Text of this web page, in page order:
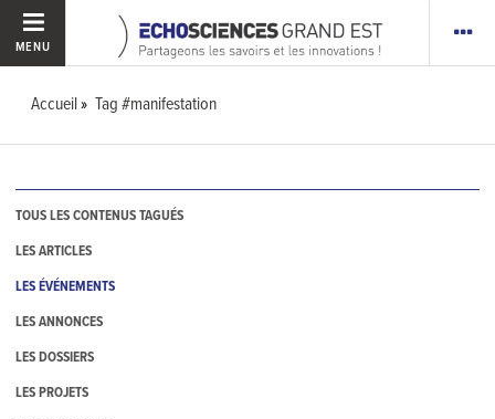
MENU
Accueil Tag #manifestation
TOUS LES CONTENUS TAGUÉS
LES ARTICLES
LES ÉVÉNEMENTS
LES ANNONCES
LES DOSSIERS
LES PROJETS